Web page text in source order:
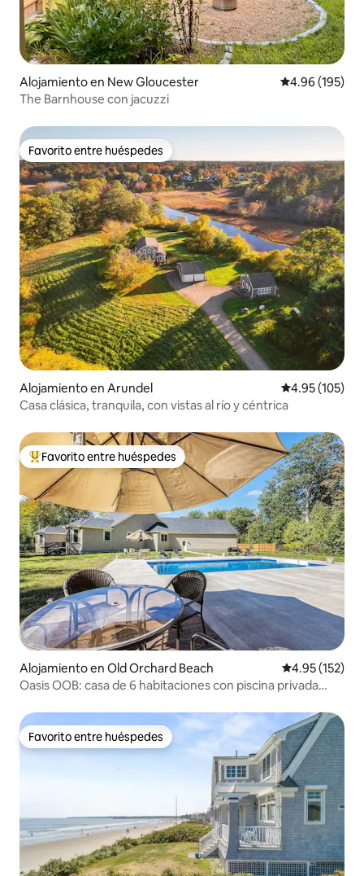
Alojamiento en New Gloucester Calificación
4.96 (195)
The Barnhouse con jacuzzi
Favorito entre huéspedes
Favorito entre huéspedes
Alojamiento en Arundel Calificación
4.95 (105)
Casa clásica, tranquila, con vistas al río y céntrica
Favorito entre huéspedes preferido
Favorito entre huéspedes
Alojamiento en Old Orchard Beach Calificación
4.95 (152)
Oasis OOB: casa de 6 habitaciones con piscina privada
Favorito entre huéspedes
Favorito entre huéspedes